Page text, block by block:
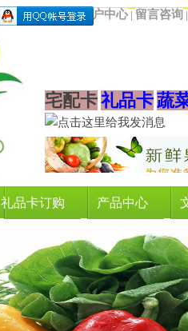
礼品卡订购 产品中心
用户中心 | 留言咨询
宅配卡礼品卡蔬